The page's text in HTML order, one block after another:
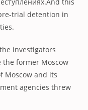
trial detention in
investigators
the former Moscow
Moscow and its
agencies threw